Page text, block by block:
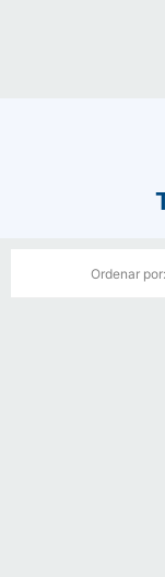
Ordenar por: